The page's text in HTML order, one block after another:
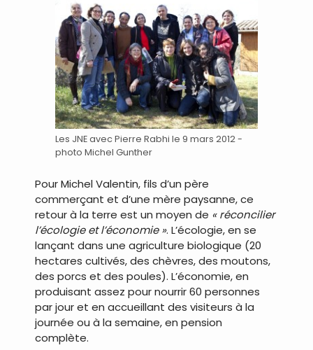
Les JNE avec Pierre Rabhi le 9 mars 2012 -
photo Michel Gunther
Pour Michel Valentin, fils d’un père
commerçant et d’une mère paysanne, ce
retour à la terre est un moyen de « réconcilier
l’écologie et l’économie ». L’écologie, en se
lançant dans une agriculture biologique (20
hectares cultivés, des chèvres, des moutons,
des porcs et des poules). L’économie, en
produisant assez pour nourrir 60 personnes
par jour et en accueillant des visiteurs à la
journée ou à la semaine, en pension
complète.